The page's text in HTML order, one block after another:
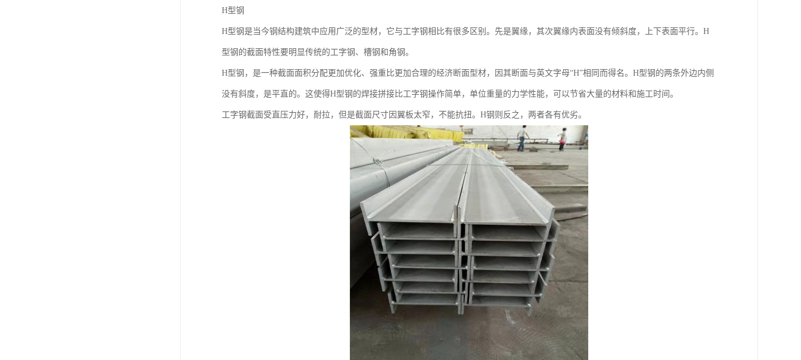
H型钢
H型钢是当今钢结构建筑中应用广泛的型材，它与工字钢相比有很多区别。先是翼缘，其次翼缘内表面没有倾斜度，上下表面平行。H
型钢的截面特性要明显传统的工字钢、槽钢和角钢。
H型钢，是一种截面面积分配更加优化、强重比更加合理的经济断面型材，因其断面与英文字母“H”相同而得名。H型钢的两条外边内侧
没有斜度，是平直的。这使得H型钢的焊接拼接比工字钢操作简单，单位重量的力学性能，可以节省大量的材料和施工时间。
工字钢截面受直压力好，耐拉，但是截面尺寸因翼板太窄，不能抗扭。H钢则反之，两者各有优劣。